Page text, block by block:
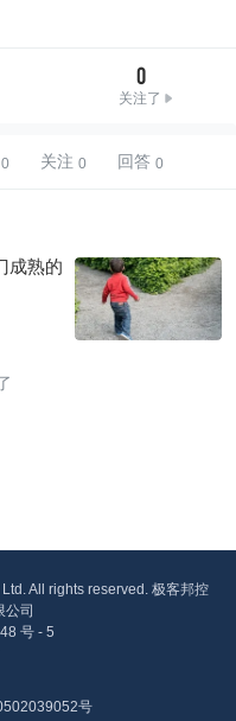
0
关注了
关注 回答
成熟的
All rights reserved. 极客邦控
公司
号 - 5
号